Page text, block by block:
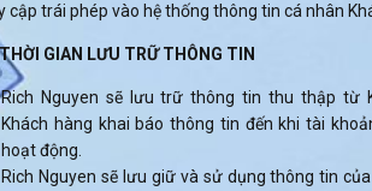
cập trái phép vào hệ thống thông tin cá nhân
GIAN LƯU TRỮ THÔNG TIN
Rich Nguyen sẽ lưu trữ thông tin thu thập từ
Khách hàng khai báo thông tin đến khi tài
hoạt động.
Rich Nguyen sẽ lưu giữ và sử dụng thông tin